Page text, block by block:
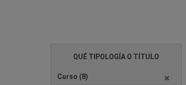
QUÉ TIPOLOGÍA O TÍTULO
Curso (8)